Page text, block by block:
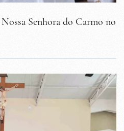
Senhora do Carmo no